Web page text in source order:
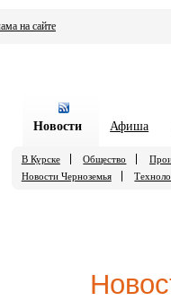
на сайте
Новости Афиша
В Курске Общество
Новости Черноземья